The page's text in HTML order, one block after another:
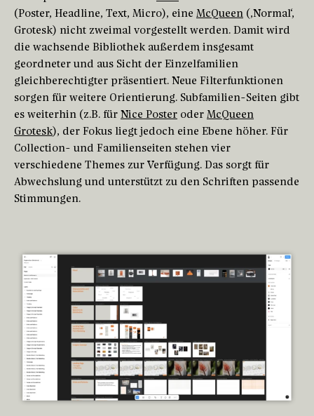
(Poster, Headline, Text, Micro), eine McQueen (‚Normal‘,
Grotesk) nicht zweimal vorgestellt werden. Damit wird
die wachsende Bibliothek außerdem insgesamt
geordneter und aus Sicht der Einzelfamilien
gleichberechtigter präsentiert. Neue Filterfunktionen
sorgen für weitere Orientierung. Subfamilien-Seiten gibt
es weiterhin (z.B. für Nice Poster oder McQueen
Grotesk), der Fokus liegt jedoch eine Ebene höher. Für
Collection- und Familienseiten stehen vier
verschiedene Themes zur Verfügung. Das sorgt für
Abwechslung und unterstützt zu den Schriften passende
Stimmungen.